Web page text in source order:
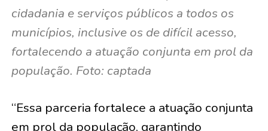
cidadania e serviços públicos a todos os
municípios, inclusive os de difícil acesso,
fortalecendo a atuação conjunta em prol da
população. Foto: captada
“Essa parceria fortalece a atuação conjunta
em prol da população, garantindo